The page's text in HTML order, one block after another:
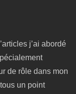
j’ai abordé
de rôle dans mon
un point